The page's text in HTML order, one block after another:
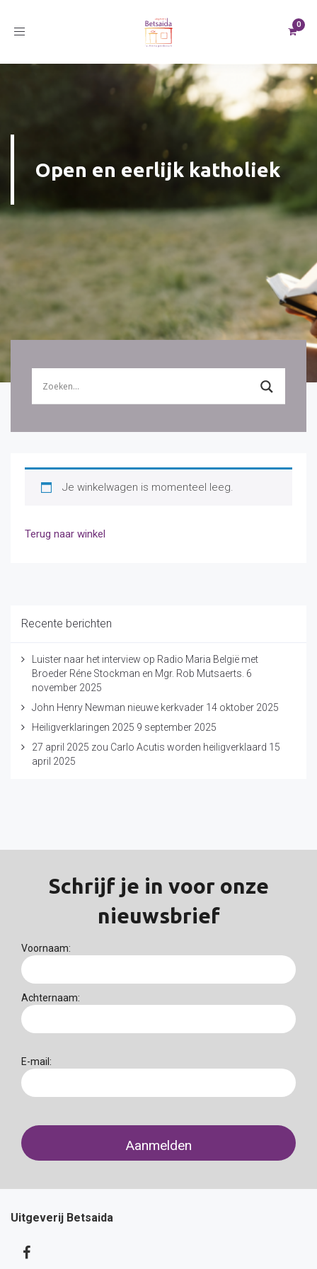
Toggle
Open en eerlijk katholiek
Je winkelwagen is momenteel leeg.
Terug naar winkel
Recente berichten
Luister naar het interview op Radio Maria België met
Broeder Réne Stockman en Mgr. Rob Mutsaerts. 6
november 2025
John Henry Newman nieuwe kerkvader 14 oktober 2025
Heiligverklaringen 2025 9 september 2025
27 april 2025 zou Carlo Acutis worden heiligverklaard 15
april 2025
Schrijf je in voor onze
nieuwsbrief
Voornaam:
Achternaam:
E-mail:
Uitgeverij Betsaida